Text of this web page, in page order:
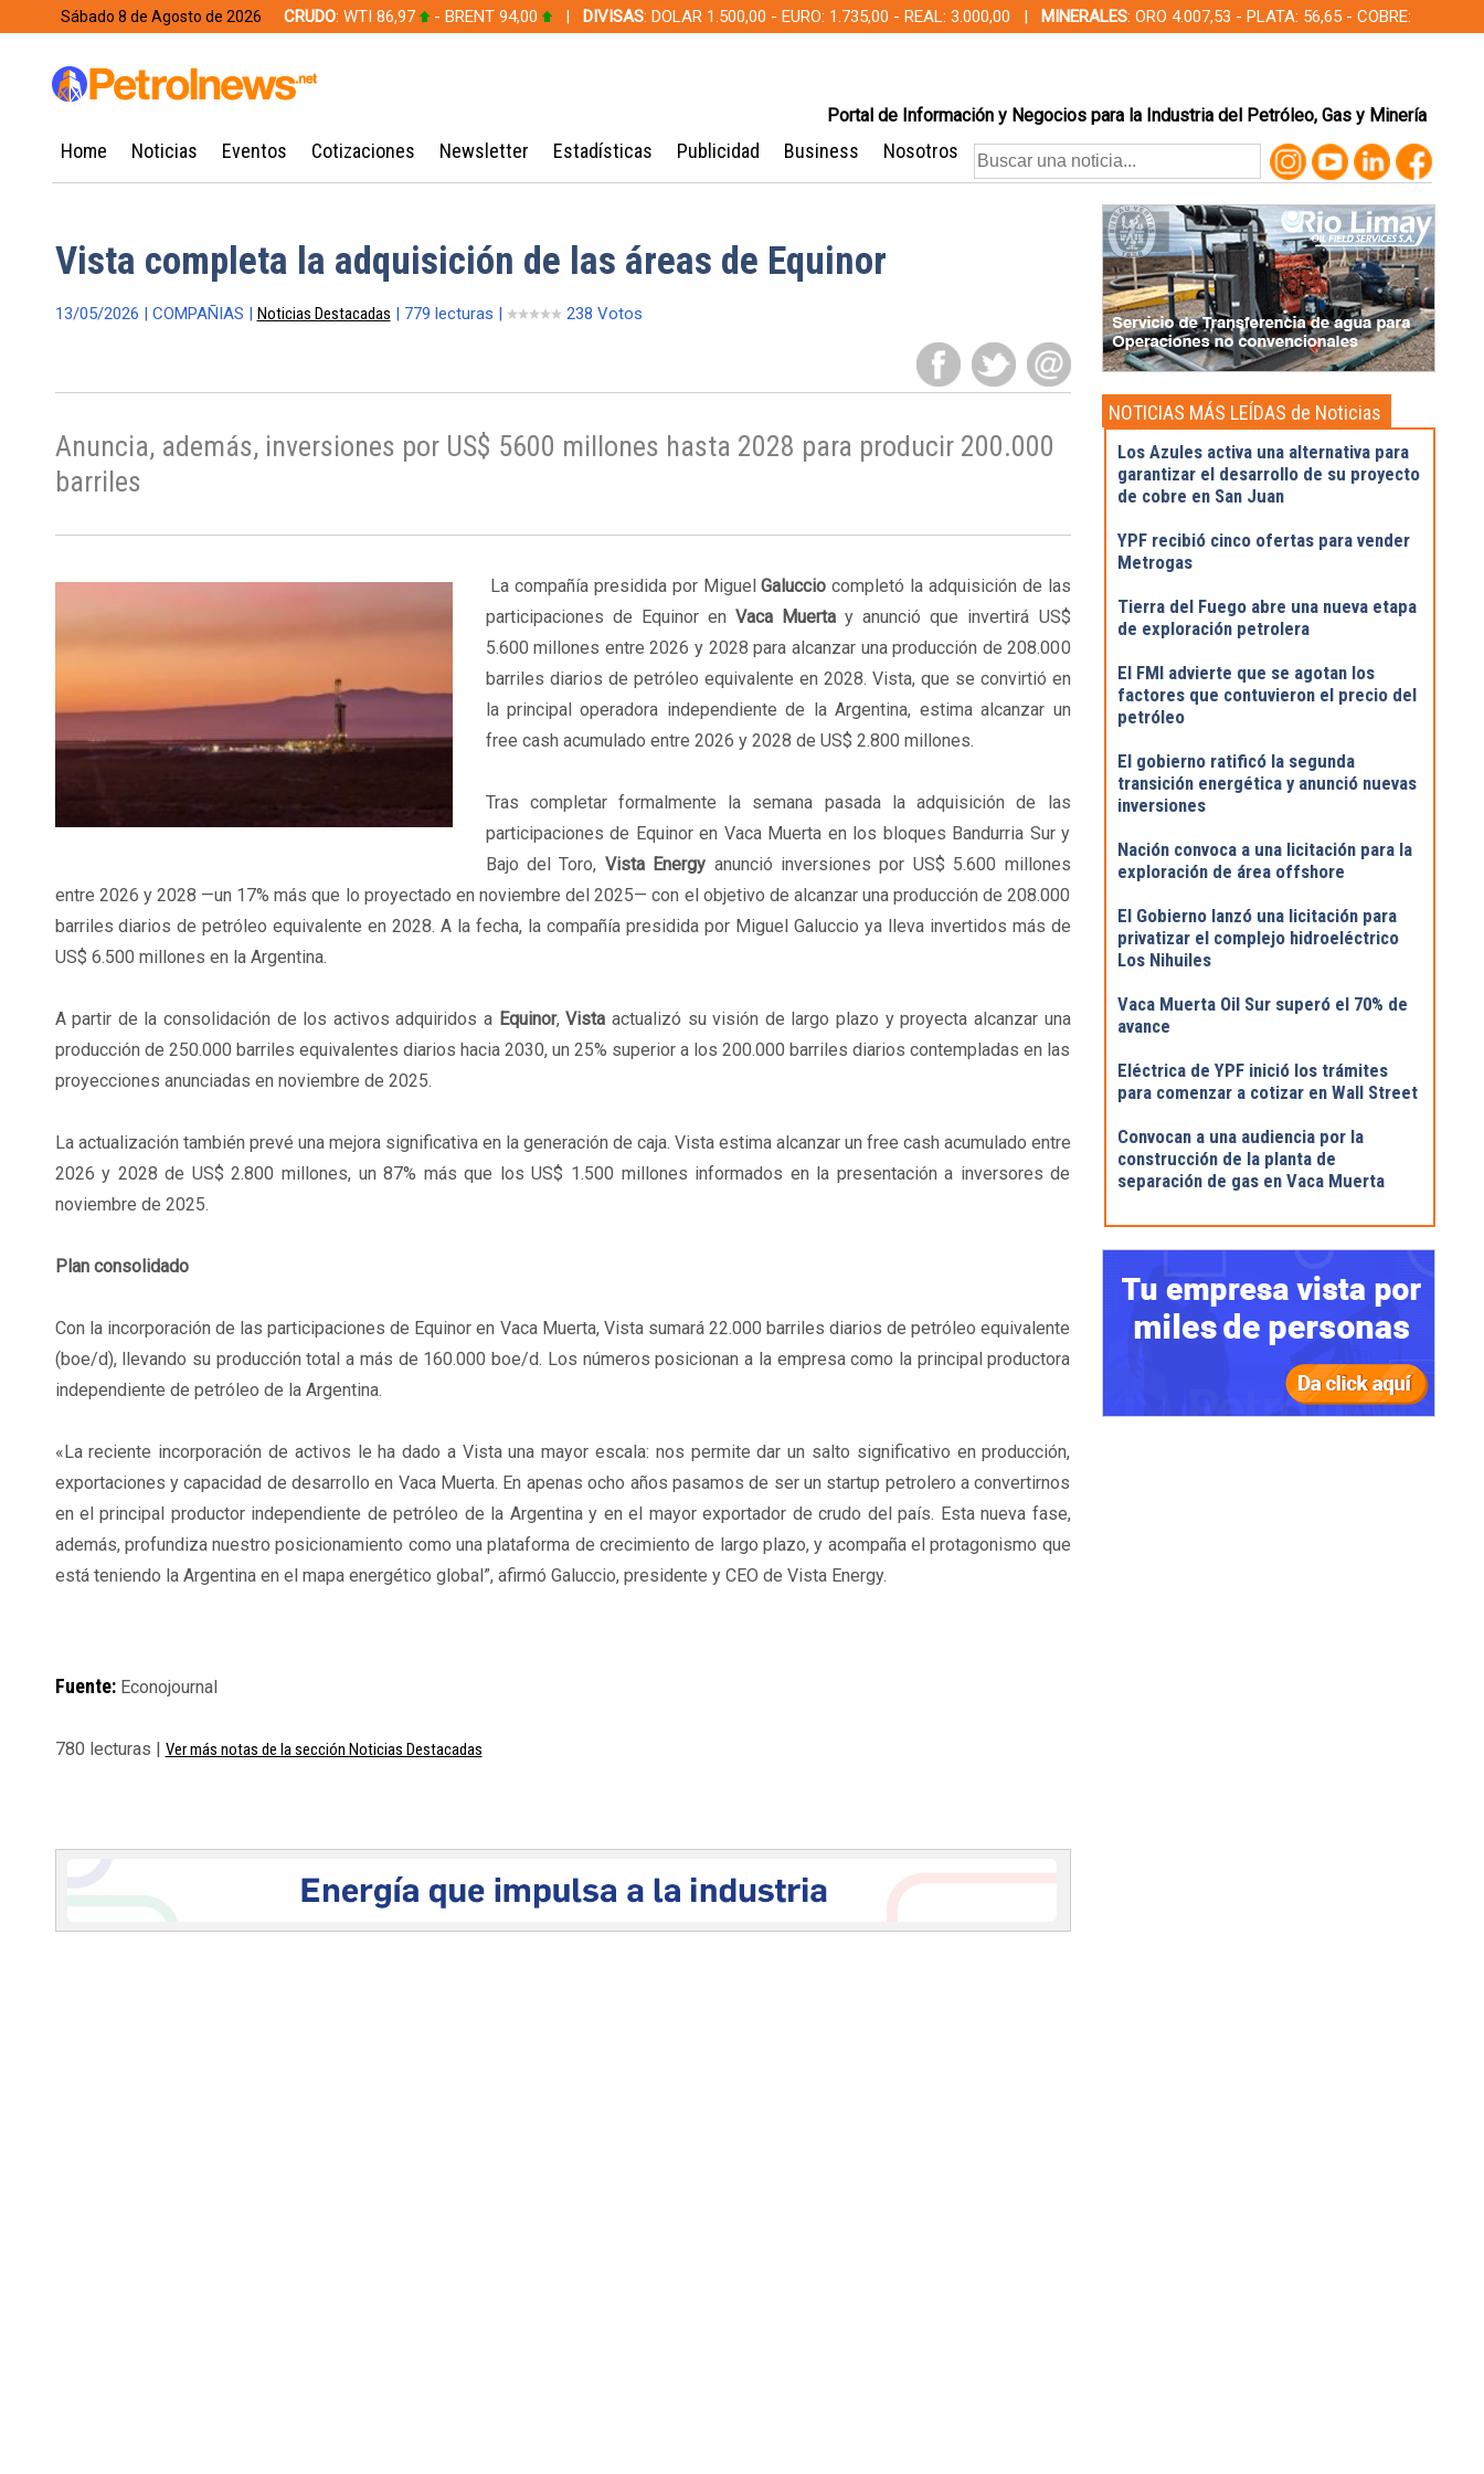
Sábado 8 de Agosto de 2026 CRUDO: WTI 86,97 - BRENT 94,00 | DIVISAS: DOLAR 1.500,00 - EURO: 1.735,00 - REAL: 3.000,00 | MINERALES: ORO 4.007,53 - PLATA: 56,65 - COBRE:
Portal de Información y Negocios para la Industria del Petróleo, Gas y Minería
Home Noticias Eventos Cotizaciones Newsletter Estadísticas Publicidad Business Nosotros
Vista completa la adquisición de las áreas de Equinor
13/05/2026 | COMPAÑIAS | Noticias Destacadas | 779 lecturas | 238 Votos
Anuncia, además, inversiones por US$ 5600 millones hasta 2028 para producir 200.000
barriles
La compañía presidida por MiguelGalucciocompletó la adquisición de las
participaciones de Equinor en Vaca Muerta y anunció que invertirá US$
5.600 millones entre 2026 y 2028 para alcanzar una producción de 208.000
barriles diarios de petróleo equivalente en 2028. Vista, que se convirtió en
la principal operadora independiente de la Argentina, estima alcanzar un
free cash acumulado entre 2026 y 2028 de US$ 2.800 millones.
Tras completar formalmente la semana pasada la adquisición de las
participaciones de Equinor en Vaca Muerta en los bloques Bandurria Sur y
Bajo del Toro, Vista Energy anunció inversiones por US$ 5.600 millones
entre 2026 y 2028 —un 17% más que lo proyectado en noviembre del 2025— con el objetivo de alcanzar una producción de 208.000
barriles diarios de petróleo equivalente en 2028. A la fecha, la compañía presidida por Miguel Galuccio ya lleva invertidos más de
US$ 6.500 millones en la Argentina.
A partir de la consolidación de los activos adquiridos a Equinor,Vista actualizó su visión de largo plazo y proyecta alcanzar una
producción de 250.000 barriles equivalentes diarios hacia 2030, un 25% superior a los 200.000 barriles diarios contempladas en las
proyecciones anunciadas en noviembre de 2025.
La actualización también prevé una mejora significativa en la generación de caja. Vista estima alcanzar un free cash acumulado entre
2026 y 2028 de US$ 2.800 millones, un 87% más que los US$ 1.500 millones informados en la presentación a inversores de
noviembre de 2025.
Plan consolidado
Con la incorporación de las participaciones de Equinor en Vaca Muerta, Vista sumará 22.000 barriles diarios de petróleo equivalente
(boe/d), llevando su producción total a más de 160.000 boe/d. Los números posicionan a la empresa como la principal productora
independiente de petróleo de la Argentina.
«La reciente incorporación de activos le ha dado a Vista una mayor escala: nos permite dar un salto significativo en producción,
exportaciones y capacidad de desarrollo en Vaca Muerta. En apenas ocho años pasamos de ser un startup petrolero a convertirnos
en el principal productor independiente de petróleo de la Argentina y en el mayor exportador de crudo del país. Esta nueva fase,
además, profundiza nuestro posicionamiento como una plataforma de crecimiento de largo plazo, y acompaña el protagonismo que
está teniendo la Argentina en el mapa energético global”, afirmó Galuccio, presidente y CEO de Vista Energy⁠.
Fuente:Econojournal
780 lecturas | Ver más notas de la sección Noticias Destacadas
NOTICIAS MÁS LEÍDAS de Noticias
Destacadas
Los Azules activa una alternativa para
garantizar el desarrollo de su proyecto
de cobre en San Juan
YPF recibió cinco ofertas para vender
Metrogas
Tierra del Fuego abre una nueva etapa
de exploración petrolera
El FMI advierte que se agotan los
factores que contuvieron el precio del
petróleo
El gobierno ratificó la segunda
transición energética y anunció nuevas
inversiones
Nación convoca a una licitación para la
exploración de área offshore
El Gobierno lanzó una licitación para
privatizar el complejo hidroeléctrico
Los Nihuiles
Vaca Muerta Oil Sur superó el 70% de
avance
Eléctrica de YPF inició los trámites
para comenzar a cotizar en Wall Street
Convocan a una audiencia por la
construcción de la planta de
separación de gas en Vaca Muerta